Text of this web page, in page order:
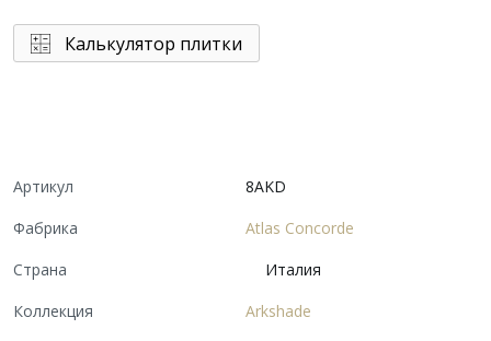
Калькулятор плитки
Артикул
8AKD
Фабрика
Atlas Concorde
Страна
Италия
Коллекция
Arkshade